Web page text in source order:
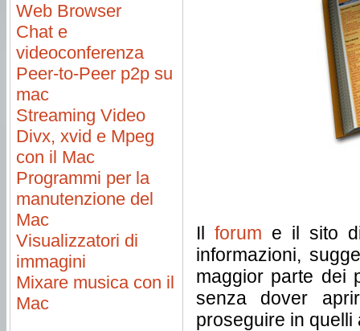
Web Browser
Chat e
videoconferenza
Peer-to-Peer p2p su
mac
Streaming Video
Divx, xvid e Mpeg
con il Mac
Programmi per la
manutenzione del
Mac
Visualizzatori di
immagini
Mixare musica con il
Mac
Ilforum e il sito
informazioni,
maggior parte dei
senza dover
proseguire in quelli